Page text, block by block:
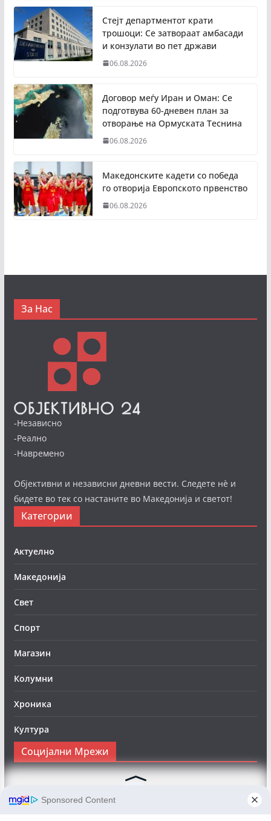
Стејт департментот крати
трошоци: Се затвораат амбасади
и конзулати во пет држави
06.08.2026
Договор меѓу Иран и Оман: Се
подготвува 60-дневен план за
отворање на Ормуската Теснина
06.08.2026
Македонските кадети со победа
го отворија Европското првенство
06.08.2026
За Нас
-Независно
-Реално
-Навремено
Објективни и независни дневни вести. Следете нè и
бидете во тек со настаните во Македонија и светот!
Категории
Актуелно
Македонија
Свет
Спорт
Магазин
Колумни
Хроника
Култура
Социјални Мрежи